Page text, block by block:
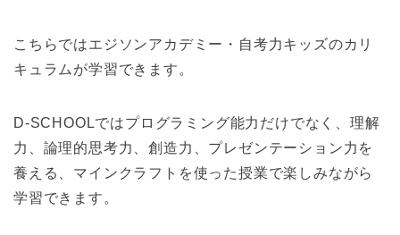
こちらではエジソンアカデミー・自考力キッズのカリ
キュラムが学習できます。
D-SCHOOLではプログラミング能力だけでなく、理解
力、論理的思考力、創造力、プレゼンテーション力を
養える、マインクラフトを使った授業で楽しみながら
学習できます。